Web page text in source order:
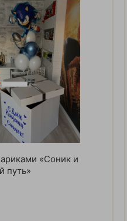
«Соник и
путь»